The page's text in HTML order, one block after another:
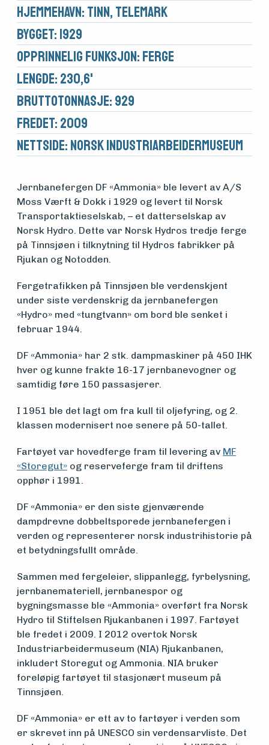
Medlemsfartøy
Søk
om
midler
Vern,
vedlikehold
og drift
Om
foreningen
Aktuelt
Hjemmehavn: Tinn, Telemark
Bygget: 1929
Opprinnelig funksjon: Ferge
Lengde: 230,6'
Brutto­tonnasje: 929
Fredet: 2009
Nettside: Norsk Industriarbeidermuseum
Jernbanefergen DF «Ammonia» ble levert av A/S
Moss Værft & Dokk i 1929 og levert til Norsk
Transportaktieselskab, – et datterselskap av
Norsk Hydro. Dette var Norsk Hydros tredje ferge
på Tinnsjøen i tilknytning til Hydros fabrikker på
Rjukan og Notodden.
Fergetrafikken på Tinnsjøen ble verdenskjent
under siste verdenskrig da jernbanefergen
«Hydro» med «tungtvann» om bord ble senket i
februar 1944.
DF «Ammonia» har 2 stk. dampmaskiner på 450 IHK
hver og kunne frakte 16-17 jernbanevogner og
samtidig føre 150 passasjerer.
I 1951 ble det lagt om fra kull til oljefyring, og 2.
klassen modernisert noe senere på 50-tallet.
Fartøyet var hovedferge fram til levering av MF
«Storegut» og reserveferge fram til driftens
opphør i 1991.
DF «Ammonia» er den siste gjenværende
dampdrevne dobbeltsporede jernbanefergen i
verden og representerer norsk industrihistorie på
et betydningsfullt område.
Sammen med fergeleier, slippanlegg, fyrbelysning,
jernbanemateriell, jernbanespor og
bygningsmasse ble «Ammonia» overført fra Norsk
Hydro til Stiftelsen Rjukanbanen i 1997. Fartøyet
ble fredet i 2009. I 2012 overtok Norsk
Industriarbeidermuseum (NIA) Rjukanbanen,
inkludert Storegut og Ammonia. NIA bruker
foreløpig fartøyet til stasjonært museum på
Tinnsjøen.
DF «Ammonia» er ett av to fartøyer i verden som
er skrevet inn på UNESCO sin verdensarvliste. Det